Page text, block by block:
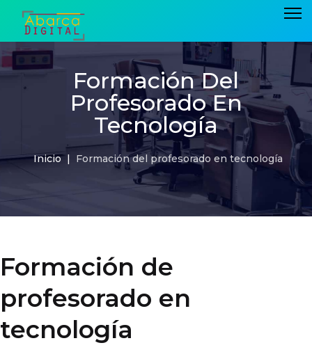
Formación Del
Profesorado En
Tecnología
Inicio Formación del profesorado en tecnología
Formación de
profesorado en
tecnología